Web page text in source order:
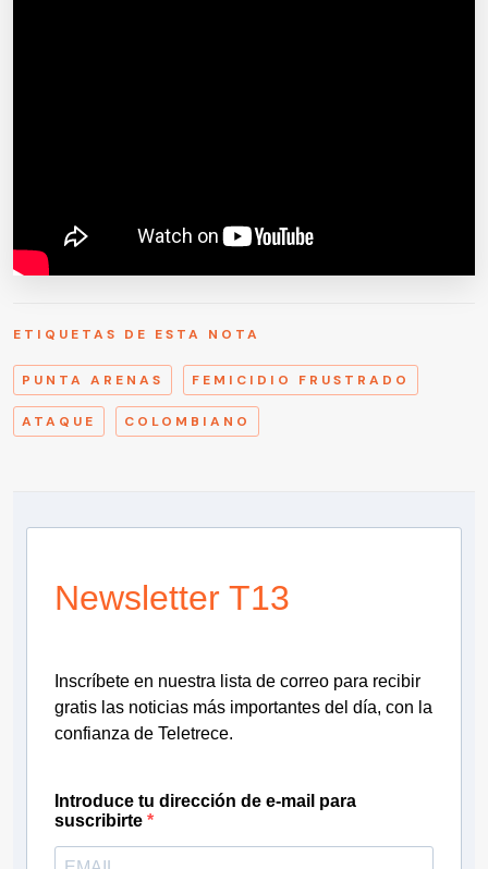
ETIQUETAS DE ESTA NOTA
PUNTA ARENAS FEMICIDIO FRUSTRADO
ATAQUE COLOMBIANO
Newsletter T13
Inscríbete en nuestra lista de correo para recibir
gratis las noticias más importantes del día, con la
confianza de Teletrece.
Introduce tu dirección de e-mail para
suscribirte